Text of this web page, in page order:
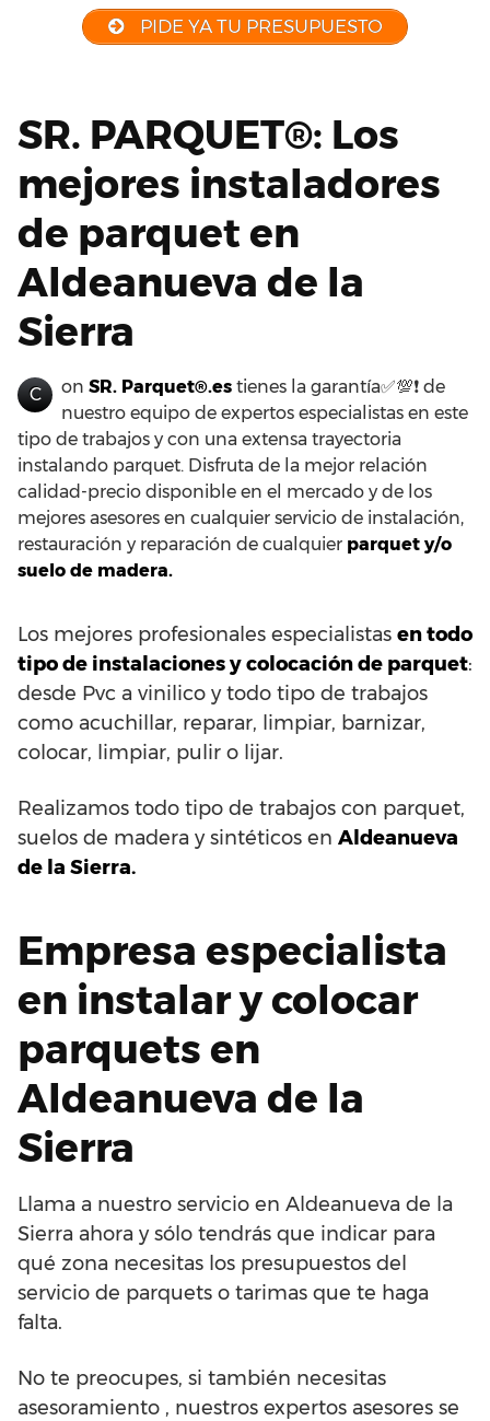
PIDE YA TU PRESUPUESTO
SR. PARQUET®: Los
mejores instaladores
de parquet en
Aldeanueva de la
Sierra
C on SR. Parquet®.es tienes la garantía✅💯❗ de
nuestro equipo de expertos especialistas en este
tipo de trabajos y con una extensa trayectoria
instalando parquet. Disfruta de la mejor relación
calidad-precio disponible en el mercado y de los
mejores asesores en cualquier servicio de instalación,
restauración y reparación de cualquier parquet y/o
suelo de madera.
Los mejores profesionales especialistas en todo
tipo de instalaciones y colocación de parquet:
desde Pvc a vinilico y todo tipo de trabajos
como acuchillar, reparar, limpiar, barnizar,
colocar, limpiar, pulir o lijar.
Realizamos todo tipo de trabajos con parquet,
suelos de madera y sintéticos en Aldeanueva
de la Sierra.
Empresa especialista
en instalar y colocar
parquets en
Aldeanueva de la
Sierra
Llama a nuestro servicio en Aldeanueva de la
Sierra ahora y sólo tendrás que indicar para
qué zona necesitas los presupuestos del
servicio de parquets o tarimas que te haga
falta.
No te preocupes, si también necesitas
asesoramiento , nuestros expertos asesores se